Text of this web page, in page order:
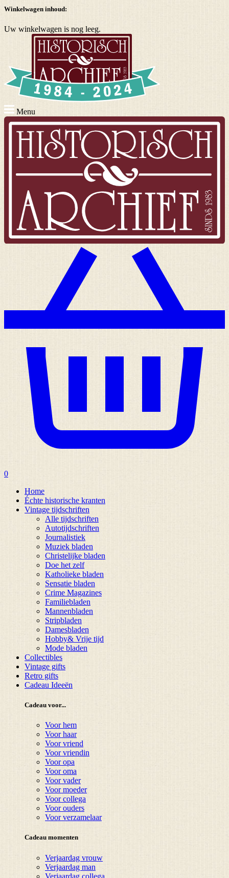
Winkelwagen inhoud:
Uw winkelwagen is nog leeg.
Menu
0
Home
Échte historische kranten
Vintage tijdschriften
Alle tijdschriften
Autotijdschriften
Journalistiek
Muziek bladen
Christelijke bladen
Doe het zelf
Katholieke bladen
Sensatie bladen
Crime Magazines
Familiebladen
Mannenbladen
Stripbladen
Damesbladen
Hobby& Vrije tijd
Mode bladen
Collectibles
Vintage gifts
Retro gifts
Cadeau Ideeën
Cadeau voor...
Voor hem
Voor haar
Voor vriend
Voor vriendin
Voor opa
Voor oma
Voor vader
Voor moeder
Voor collega
Voor ouders
Voor verzamelaar
Cadeau momenten
Verjaardag vrouw
Verjaardag man
Verjaardag collega